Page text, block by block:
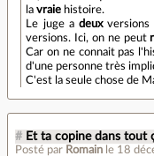
lavraie histoire.
Le juge a deuxversions
versions. Ici, on ne peut
Car on ne connait pas
d'une personne très
C'est la seule chose de
# Et ta copine dans tout
Posté par Romain le 18